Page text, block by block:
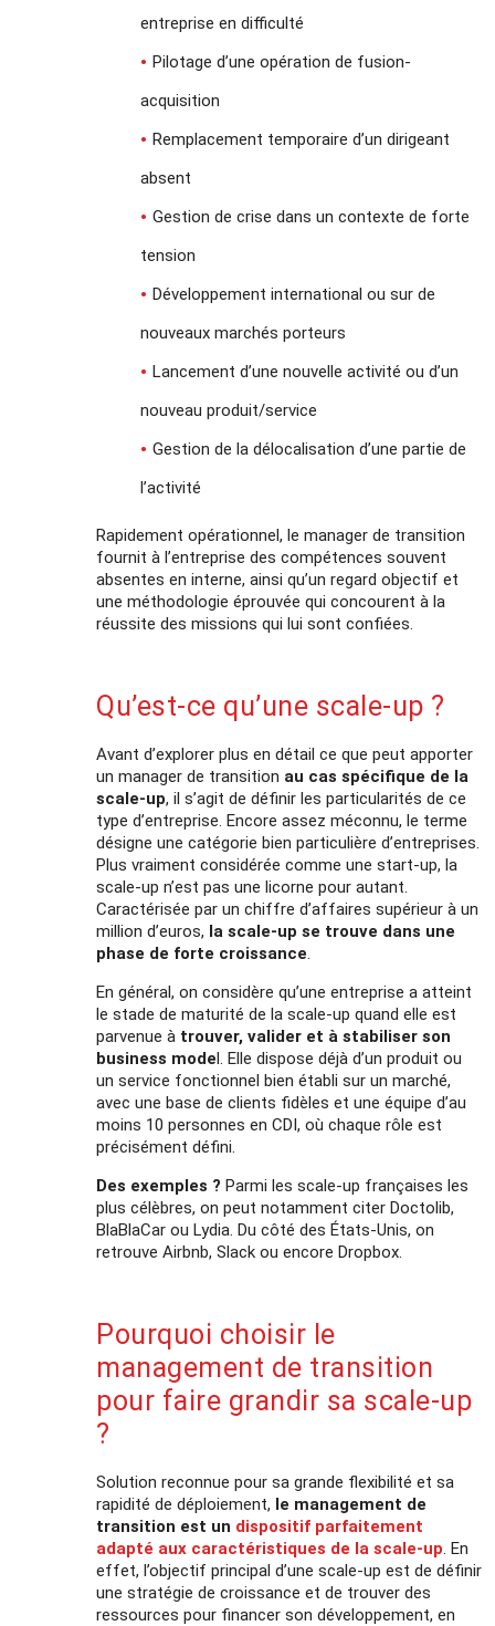
entreprise en difficulté
Pilotage d’une opération de fusion-
acquisition
Remplacement temporaire d’un dirigeant
absent
Gestion de crise dans un contexte de forte
tension
Développement international ou sur de
nouveaux marchés porteurs
Lancement d’une nouvelle activité ou d’un
nouveau produit/service
Gestion de la délocalisation d’une partie de
l’activité
Rapidement opérationnel, le manager de transition
fournit à l’entreprise des compétences souvent
absentes en interne, ainsi qu’un regard objectif et
une méthodologie éprouvée qui concourent à la
réussite des missions qui lui sont confiées.
Qu’est-ce qu’une scale-up ?
Avant d’explorer plus en détail ce que peut apporter
un manager de transition au cas spécifique de la
scale-up, il s’agit de définir les particularités de ce
type d’entreprise. Encore assez méconnu, le terme
désigne une catégorie bien particulière d’entreprises.
Plus vraiment considérée comme une start-up, la
scale-up n’est pas une licorne pour autant.
Caractérisée par un chiffre d’affaires supérieur à un
million d’euros, la scale-up se trouve dans une
phase de forte croissance.
En général, on considère qu’une entreprise a atteint
le stade de maturité de la scale-up quand elle est
parvenue à trouver, valider et à stabiliser son
business model. Elle dispose déjà d’un produit ou
un service fonctionnel bien établi sur un marché,
avec une base de clients fidèles et une équipe d’au
moins 10 personnes en CDI, où chaque rôle est
précisément défini.
Des exemples ?Parmi les scale-up françaises les
plus célèbres, on peut notamment citer Doctolib,
BlaBlaCar ou Lydia. Du côté des États-Unis, on
retrouve Airbnb, Slack ou encore Dropbox.
Pourquoi choisir le
management de transition
pour faire grandir sa scale-up
?
Solution reconnue pour sa grande flexibilité et sa
rapidité de déploiement, le management de
transition est un dispositif parfaitement
adapté aux caractéristiques de la scale-up. En
effet, l’objectif principal d’une scale-up est de définir
une stratégie de croissance et de trouver des
ressources pour financer son développement, en